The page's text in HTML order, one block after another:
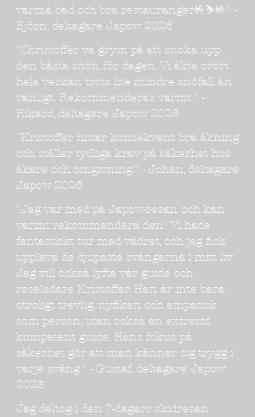
varma bad och bra restauranger🤟⛷️🤟" -
Björn, deltagare Japow 2026
"Christoffer va grym på att snoka upp
den bästa snön för dagen. Vi åkte orört
hela veckan trots lite mindre snöfall än
vanligt. Rekommenderas varmt." -
Rikard, deltagare Japow 2026
"Kristoffer hittar konsekvent bra åkning
och ställer tydliga krav på säkerhet hos
åkare och omgivning." - Johan, deltagare
Japow 2026
"Jag var med på Japow-resan och kan
varmt rekommendera den! Vi hade
fantastiskt tur med vädret, och jag fick
uppleva de djupaste svängarna i mitt liv.
Jag vill också lyfta vår guide och
reseledare Kristoffer. Han är inte bara
otroligt trevlig, nyfiken och empatisk
som person, utan också en extremt
kompetent guide. Hans fokus på
säkerhet gör att man känner sig trygg i
varje sväng." - Gustaf, deltagare Japow
2025
Jag deltog i den 7-dagars skidresan